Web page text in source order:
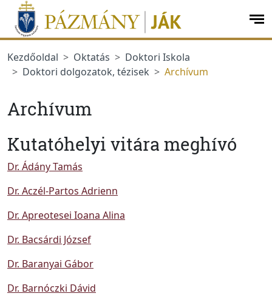
Ugrás a menüre
Ugrás a tartalomra
Kezdőoldal
Oktatás
Doktori Iskola
Doktori dolgozatok, tézisek
Archívum
Archívum
Kutatóhelyi vitára meghívó
Dr. Ádány Tamás
Dr. Aczél-Partos Adrienn
Dr. Apreotesei Ioana Alina
Dr. Bacsárdi József
Dr. Baranyai Gábor
Dr. Barnóczki Dávid